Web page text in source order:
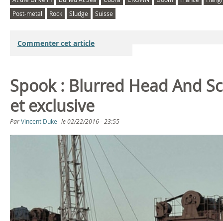
Post-metal
Rock Sludge Suisse
Commenter cet article
Spook : Blurred Head And
et exclusive
ParVincent Duke le02/22/2016 - 23:55